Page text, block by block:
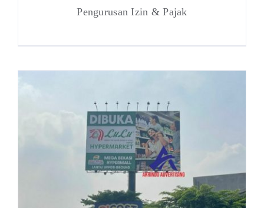
Pengurusan Izin & Pajak